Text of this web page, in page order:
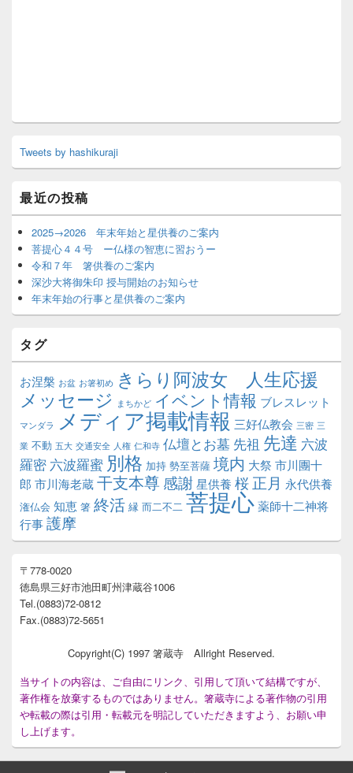
Tweets by hashikuraji
最近の投稿
2025→2026 年末年始と星供養のご案内
菩提心４４号 ー仏様の智恵に習おうー
令和７年 箸供養のご案内
深沙大将御朱印 授与開始のお知らせ
年末年始の行事と星供養のご案内
タグ
お涅槃 お盆 お箸初め きらり阿波女 人生応援
メッセージ まちかど イベント情報 ブレスレット
マンダラ メディア掲載情報 三好仏教会 三密 三
業 不動 五大 交通安全 人権 仁和寺 仏壇とお墓 先祖 先達 六波
羅密 六波羅蜜 別格 加持 勢至菩薩 境内 大祭 市川團十
郎 市川海老蔵干支本尊 感謝星供養 桜 正月 永代供養
潅仏会 知恵 箸 終活 縁 而二不二 菩提心薬師十二神将
行事護摩
〒778-0020
徳島県三好市池田町州津蔵谷1006
Tel.(0883)72-0812
Fax.(0883)72-5651
Copyright(C) 1997 箸蔵寺 Allright Reserved.
当サイトの内容は、ご自由にリンク、引用して頂いて結構ですが、
著作権を放棄するものではありません。箸蔵寺による著作物の引用
や転載の際は引用・転載元を明記していただきますよう、お願い申
し上げます。